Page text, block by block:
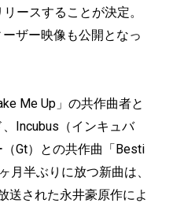
ースすることが決定。
ザー映像も公開となっ
Me Up」の共作曲者と
Incubus（インキュバ
Gt）との共作曲「Besti
月半ぶりに放つ新曲は、
送された永井豪原作によ